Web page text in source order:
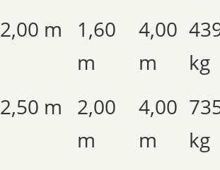
2,00 m
1,60
m
4,00
m
kg
2,50 m
2,00
m
4,00
m
kg